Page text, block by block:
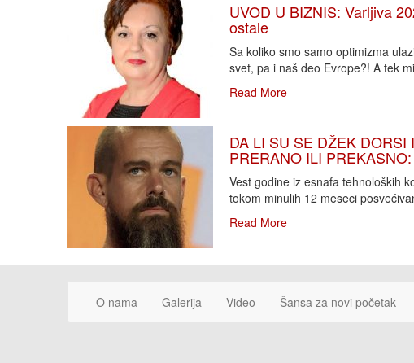
UVOD U BIZNIS: Varljiva
ostale
Sa koliko smo samo optimizma
svet, pa i naš deo Evrope?! A tek
Read More
DA LI SU SE DŽEK DORSI
PRERANO ILI
Vest godine iz esnafa tehnoloških
tokom minulih 12 meseci
Read More
O nama Galerija Video Šansa za novi početak